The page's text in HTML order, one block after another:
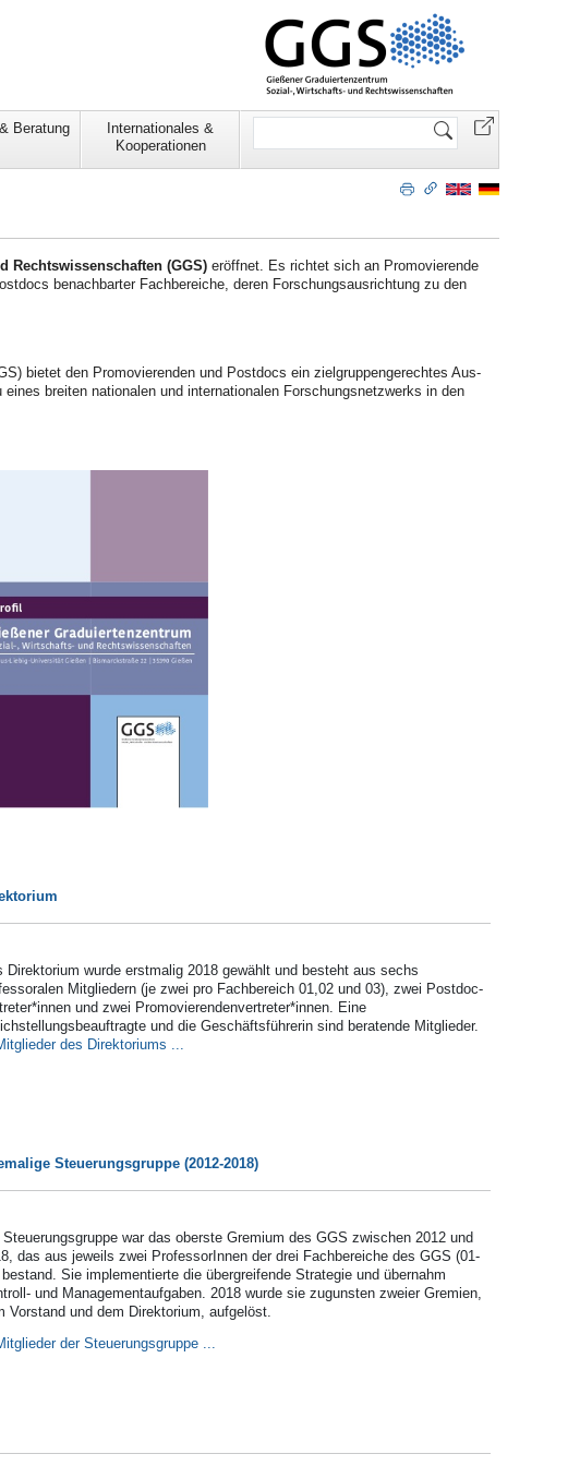
Beratung
Internationales &
Kooperationen
Website
Rechtswissenschaften (GGS) eröffnet. Es richtet sich an Promovierende
benachbarter Fachbereiche, deren Forschungsausrichtung zu den
bietet den Promovierenden und Postdocs ein zielgruppengerechtes Aus-
breiten nationalen und internationalen Forschungsnetzwerks in den
Direktorium wurde erstmalig 2018 gewählt und besteht aus sechs
Mitgliedern (je zwei pro Fachbereich 01,02 und 03), zwei Postdoc-
und zwei Promovierendenvertreter*innen. Eine
und die Geschäftsführerin sind beratende Mitglieder.
des Direktoriums ...
Steuerungsgruppe (2012-2018)
Steuerungsgruppe war das oberste Gremium des GGS zwischen 2012 und
das aus jeweils zwei ProfessorInnen der drei Fachbereiche des GGS (01-
Sie implementierte die übergreifende Strategie und übernahm
und Managementaufgaben. 2018 wurde sie zugunsten zweier Gremien,
Vorstand und dem Direktorium, aufgelöst.
der Steuerungsgruppe ...